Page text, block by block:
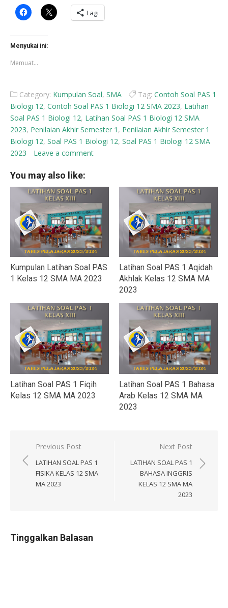
Klik
untuk
Facebook(Membuka
di
jendela
baru)
Klik
untuk
berbagi
Lagi
Menyukai ini:
Memuat...
Category: Kumpulan Soal, SMA Tag: Contoh Soal PAS 1
Biologi 12, Contoh Soal PAS 1 Biologi 12 SMA 2023, Latihan
Soal PAS 1 Biologi 12, Latihan Soal PAS 1 Biologi 12 SMA
2023, Penilaian Akhir Semester 1 , Penilaian Akhir Semester 1
Biologi 12, Soal PAS 1 Biologi 12, Soal PAS 1 Biologi 12 SMA
2023
Leave a comment
You may also like:
Kumpulan Latihan Soal PAS
1 Kelas 12 SMA MA 2023
Latihan Soal PAS 1 Aqidah
Akhlak Kelas 12 SMA MA
2023
Latihan Soal PAS 1 Fiqih
Kelas 12 SMA MA 2023
Latihan Soal PAS 1 Bahasa
Arab Kelas 12 SMA MA
2023
Navigasi
pos
Previous Post
LATIHAN SOAL PAS 1
FISIKA KELAS 12 SMA
MA 2023
Next Post
LATIHAN SOAL PAS 1
BAHASA INGGRIS
KELAS 12 SMA MA
2023
Tinggalkan Balasan